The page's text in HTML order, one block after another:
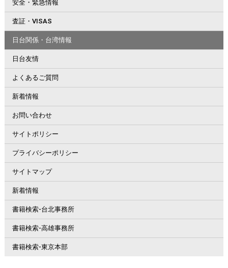
安全・緊急情報
査証・VISAS
日台関係・台湾情報
日台友情
よくあるご質問
新着情報
お問い合わせ
サイトポリシー
プライバシーポリシー
サイトマップ
新着情報
書籍検索-台北事務所
書籍検索-高雄事務所
書籍検索-東京本部